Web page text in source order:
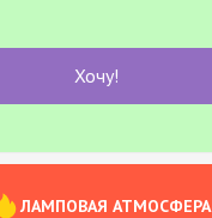
Хочу!
ЛАМПОВАЯ АТМОСФЕРА